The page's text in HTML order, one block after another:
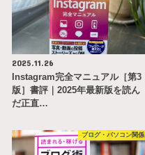
2025.11.26
Instagram完全マニュアル［第3
版］書評｜2025年最新版を読ん
だ正直…
ブログ・パソコン関係